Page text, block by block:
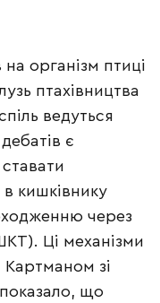
на організм птиці
птахівництва
ведуться
є
кишківнику
через
Ці механізми
Картманом зі
що